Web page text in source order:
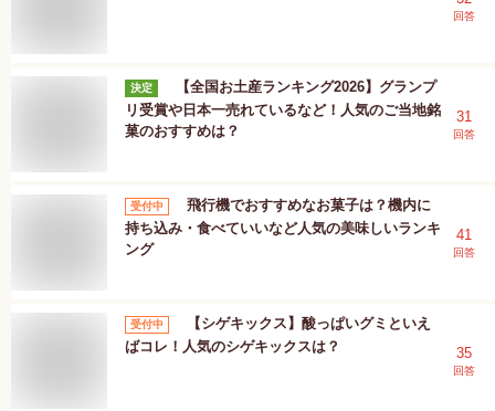
回答
決定
【全国お土産ランキング2026】グランプ
リ受賞や日本一売れているなど！人気のご当地銘
菓のおすすめは？
31
回答
受付中
飛行機でおすすめなお菓子は？機内に
持ち込み・食べていいなど人気の美味しいランキ
ング
41
回答
受付中
【シゲキックス】酸っぱいグミといえ
ばコレ！人気のシゲキックスは？
35
回答